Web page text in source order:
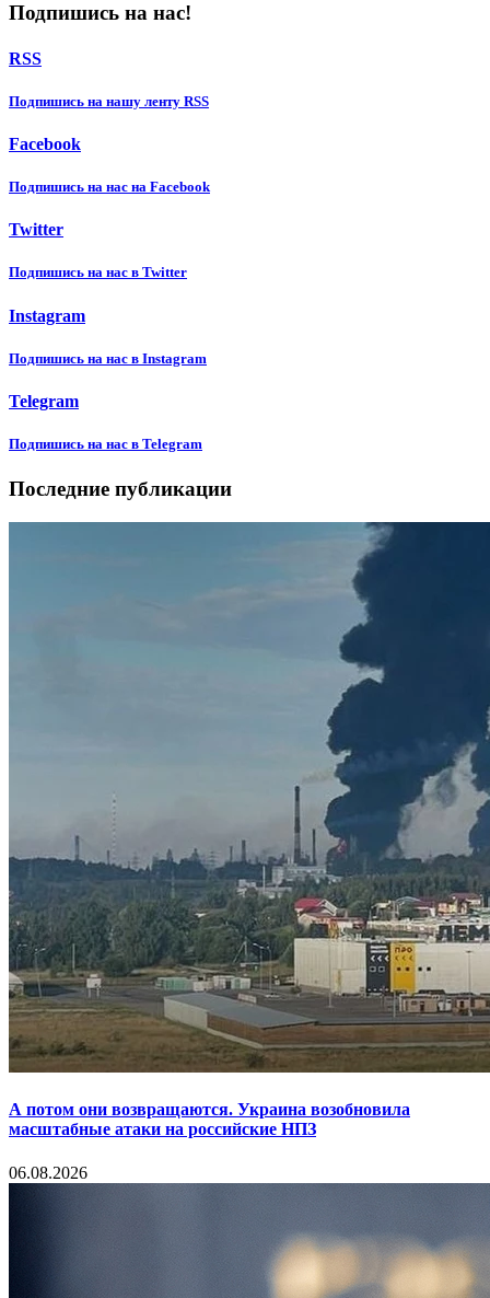
Подпишись на нас!
RSS
Подпишиcь на нашу ленту RSS
Facebook
Подпишиcь на нас на Facebook
Twitter
Подпишиcь на нас в Twitter
Instagram
Подпишиcь на нас в Instagram
Telegram
Подпишиcь на нас в Telegram
Последние публикации
А потом они возвращаются. Украина возобновила
масштабные атаки на российские НПЗ
06.08.2026